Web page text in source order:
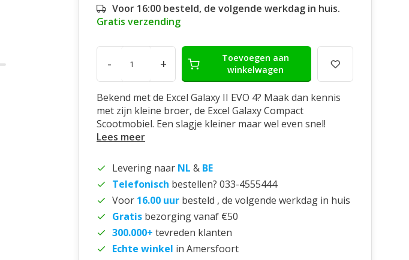
Voor 16:00 besteld, de volgende werkdag in huis.
Gratis verzending
- +
Toevoegen aan
winkelwagen
Bekend met de Excel Galaxy II EVO 4? Maak dan kennis
met zijn kleine broer, de Excel Galaxy Compact
Scootmobiel. Een slagje kleiner maar wel even snel!
Lees meer
Levering naar NL & BE
Telefonisch bestellen? 033-4555444
Voor 16.00 uur besteld , de volgende werkdag in huis
Gratis bezorging vanaf €50
300.000+ tevreden klanten
Echte winkel in Amersfoort